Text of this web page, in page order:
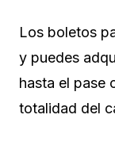
Los boletos
y puedes
hasta el pase
totalidad del